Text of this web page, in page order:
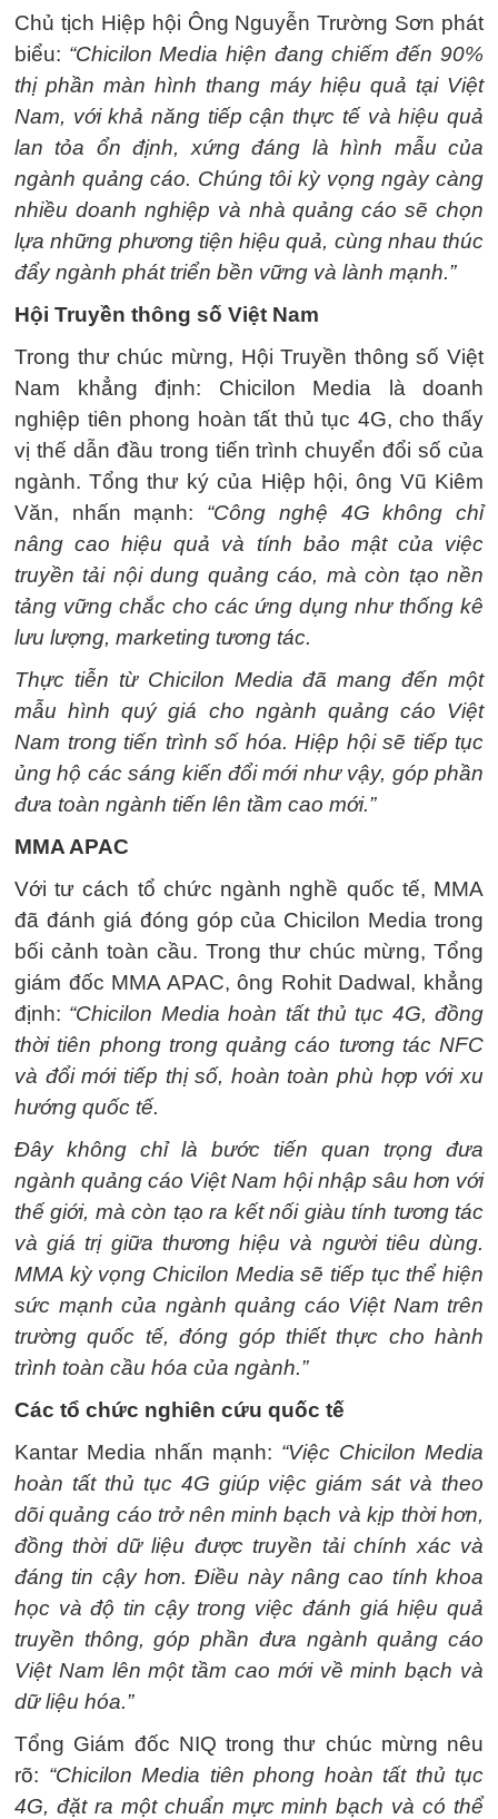
Chủ tịch Hiệp hội Ông Nguyễn Trường Sơn phát
biểu: “Chicilon Media hiện đang chiếm đến 90%
thị phần màn hình thang máy hiệu quả tại Việt
Nam, với khả năng tiếp cận thực tế và hiệu quả
lan tỏa ổn định, xứng đáng là hình mẫu của
ngành quảng cáo. Chúng tôi kỳ vọng ngày càng
nhiều doanh nghiệp và nhà quảng cáo sẽ chọn
lựa những phương tiện hiệu quả, cùng nhau thúc
đẩy ngành phát triển bền vững và lành mạnh.”
Hội Truyền thông số Việt Nam
Trong thư chúc mừng, Hội Truyền thông số Việt
Nam khẳng định: Chicilon Media là doanh
nghiệp tiên phong hoàn tất thủ tục 4G, cho thấy
vị thế dẫn đầu trong tiến trình chuyển đổi số của
ngành. Tổng thư ký của Hiệp hội, ông Vũ Kiêm
Văn, nhấn mạnh: “Công nghệ 4G không chỉ
nâng cao hiệu quả và tính bảo mật của việc
truyền tải nội dung quảng cáo, mà còn tạo nền
tảng vững chắc cho các ứng dụng như thống kê
lưu lượng, marketing tương tác.
Thực tiễn từ Chicilon Media đã mang đến một
mẫu hình quý giá cho ngành quảng cáo Việt
Nam trong tiến trình số hóa. Hiệp hội sẽ tiếp tục
ủng hộ các sáng kiến đổi mới như vậy, góp phần
đưa toàn ngành tiến lên tầm cao mới.”
MMA APAC
Với tư cách tổ chức ngành nghề quốc tế, MMA
đã đánh giá đóng góp của Chicilon Media trong
bối cảnh toàn cầu. Trong thư chúc mừng, Tổng
giám đốc MMA APAC, ông Rohit Dadwal, khẳng
định: “Chicilon Media hoàn tất thủ tục 4G, đồng
thời tiên phong trong quảng cáo tương tác NFC
và đổi mới tiếp thị số, hoàn toàn phù hợp với xu
hướng quốc tế.
Đây không chỉ là bước tiến quan trọng đưa
ngành quảng cáo Việt Nam hội nhập sâu hơn với
thế giới, mà còn tạo ra kết nối giàu tính tương tác
và giá trị giữa thương hiệu và người tiêu dùng.
MMA kỳ vọng Chicilon Media sẽ tiếp tục thể hiện
sức mạnh của ngành quảng cáo Việt Nam trên
trường quốc tế, đóng góp thiết thực cho hành
trình toàn cầu hóa của ngành.”
Các tổ chức nghiên cứu quốc tế
Kantar Media nhấn mạnh: “Việc Chicilon Media
hoàn tất thủ tục 4G giúp việc giám sát và theo
dõi quảng cáo trở nên minh bạch và kịp thời hơn,
đồng thời dữ liệu được truyền tải chính xác và
đáng tin cậy hơn. Điều này nâng cao tính khoa
học và độ tin cậy trong việc đánh giá hiệu quả
truyền thông, góp phần đưa ngành quảng cáo
Việt Nam lên một tầm cao mới về minh bạch và
dữ liệu hóa.”
Tổng Giám đốc NIQ trong thư chúc mừng nêu
rõ: “Chicilon Media tiên phong hoàn tất thủ tục
4G, đặt ra một chuẩn mực minh bạch và có thể